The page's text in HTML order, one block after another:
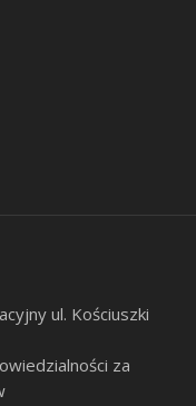
ul. Kościuszki
za